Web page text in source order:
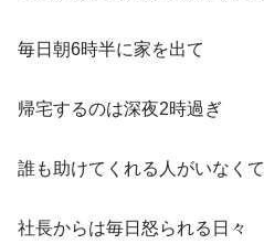
毎日朝6時半に家を出て
帰宅するのは深夜2時過ぎ
誰も助けてくれる人がいなくて
社長からは毎日怒られる日々